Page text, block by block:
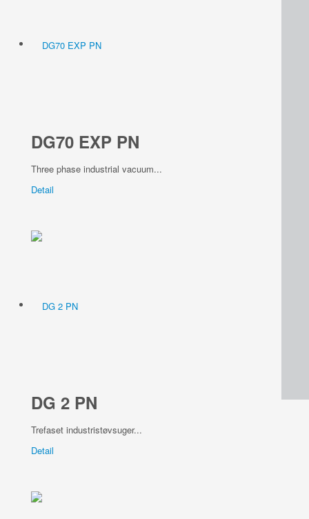
DG70 EXP PN
Three phase industrial vacuum...
Detail
DG 2 PN
Trefaset industristøvsuger...
Detail